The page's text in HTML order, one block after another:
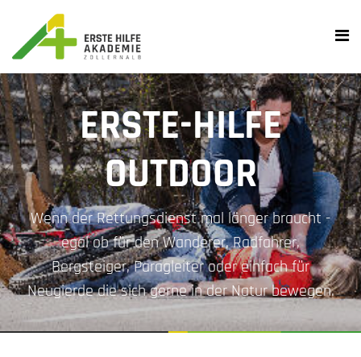
ERSTE-HILFE
OUTDOOR
Wenn der Rettungsdienst mal länger braucht -
egal ob für den Wanderer, Radfahrer,
Bergsteiger, Paragleiter oder einfach für
Neugierde die sich gerne in der Natur bewegen.